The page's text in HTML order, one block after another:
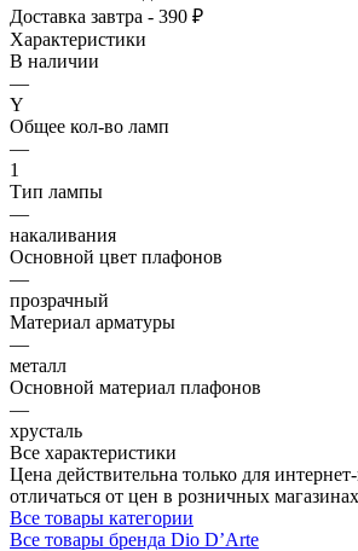
Доставка завтра - 390 ₽
Характеристики
В наличии
—
Y
Общее кол-во ламп
—
1
Тип лампы
—
накаливания
Основной цвет плафонов
—
прозрачный
Материал арматуры
—
металл
Основной материал плафонов
—
хрусталь
Все характеристики
Цена действительна только для
отличаться от цен в розничных магазинах
Все товары категории
Все товары бренда Dio D’Arte